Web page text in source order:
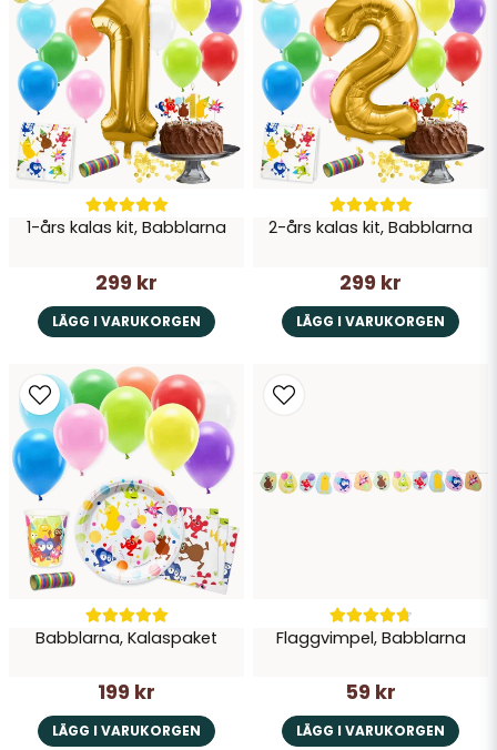
Ja, ni får publicera min fråga
Skicka fråga
1-års kalas kit, Babblarna
299 kr
LÄGG I VARUKORGEN
2-års kalas kit, Babblarna
299 kr
LÄGG I VARUKORGEN
Babblarna, Kalaspaket
199 kr
LÄGG I VARUKORGEN
Flaggvimpel, Babblarna
59 kr
LÄGG I VARUKORGEN